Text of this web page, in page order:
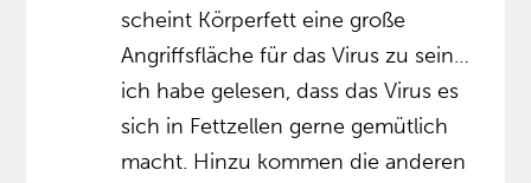
scheint Körperfett eine große
Angriffsfläche für das Virus zu sein…
ich habe gelesen, dass das Virus es
sich in Fettzellen gerne gemütlich
macht. Hinzu kommen die anderen